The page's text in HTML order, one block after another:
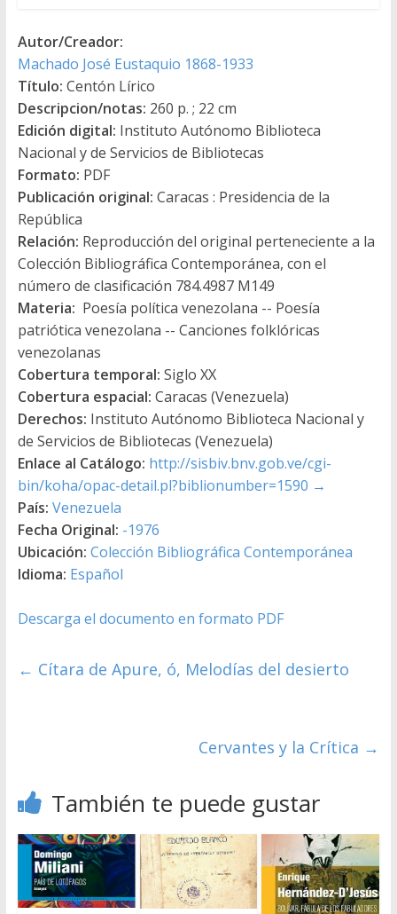
Autor/Creador:
Machado José Eustaquio 1868-1933
Título: Centón Lírico
Descripcion/notas: 260 p. ; 22 cm
Edición digital: Instituto Autónomo Biblioteca
Nacional y de Servicios de Bibliotecas
Formato: PDF
Publicación original: Caracas : Presidencia de la
República
Relación: Reproducción del original perteneciente a la
Colección Bibliográfica Contemporánea, con el
número de clasificación 784.4987 M149
Materia: Poesía política venezolana -- Poesía
patriótica venezolana -- Canciones folklóricas
venezolanas
Cobertura temporal: Siglo XX
Cobertura espacial: Caracas (Venezuela)
Derechos: Instituto Autónomo Biblioteca Nacional y
de Servicios de Bibliotecas (Venezuela)
Enlace al Catálogo: http://sisbiv.bnv.gob.ve/cgi-
bin/koha/opac-detail.pl?biblionumber=1590 →
País: Venezuela
Fecha Original: -1976
Ubicación: Colección Bibliográfica Contemporánea
Idioma: Español
Descarga el documento en formato PDF
← Cítara de Apure, ó, Melodías del desierto
Cervantes y la Crítica →
También te puede gustar